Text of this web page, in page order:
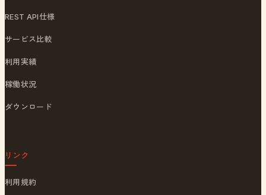
REST API仕様
サービス比較
利用実績
稼働状況
ダウンロード
リンク
利用規約